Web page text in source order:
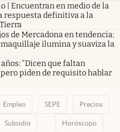
| Encuentran en medio de la
respuesta definitiva a la
de Mercadona en tendencia:
ilumina y suaviza la
“Dicen que faltan
piden de requisito hablar
Empleo SEPE Precios
Subsidio Horóscopo